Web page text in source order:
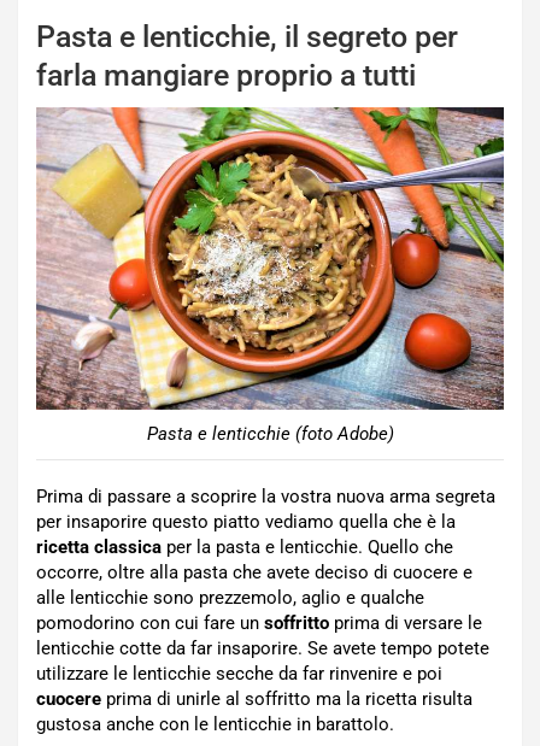
Pasta e lenticchie, il segreto per
farla mangiare proprio a tutti
Pasta e lenticchie (foto Adobe)
Prima di passare a scoprire la vostra nuova arma segreta
per insaporire questo piatto vediamo quella che è la
ricetta classica per la pasta e lenticchie. Quello che
occorre, oltre alla pasta che avete deciso di cuocere e
alle lenticchie sono prezzemolo, aglio e qualche
pomodorino con cui fare un soffritto prima di versare le
lenticchie cotte da far insaporire. Se avete tempo potete
utilizzare le lenticchie secche da far rinvenire e poi
cuocere prima di unirle al soffritto ma la ricetta risulta
gustosa anche con le lenticchie in barattolo.